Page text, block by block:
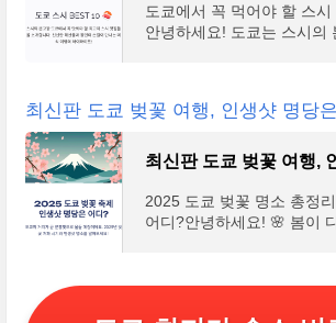
도쿄에서 꼭 먹어야 할 스
안녕하세요! 도쿄는 스시의
최신판 도쿄 벚꽃 여행, 인생샷 명당
2025 도쿄 벚꽃 명소 총정
어디?안녕하세요! 🌸 봄이
로 예측되고 있